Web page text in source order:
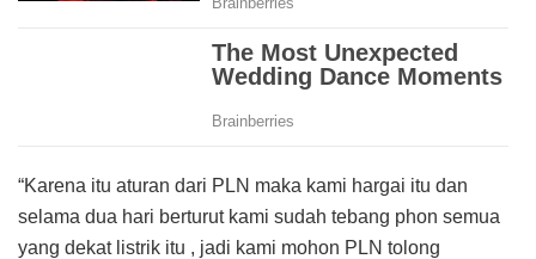
“Karena itu aturan dari PLN maka kami hargai itu dan
selama dua hari berturut kami sudah tebang phon semua
yang dekat listrik itu , jadi kami mohon PLN tolong